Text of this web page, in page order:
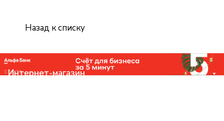
Назад к списку
Интернет-магазин